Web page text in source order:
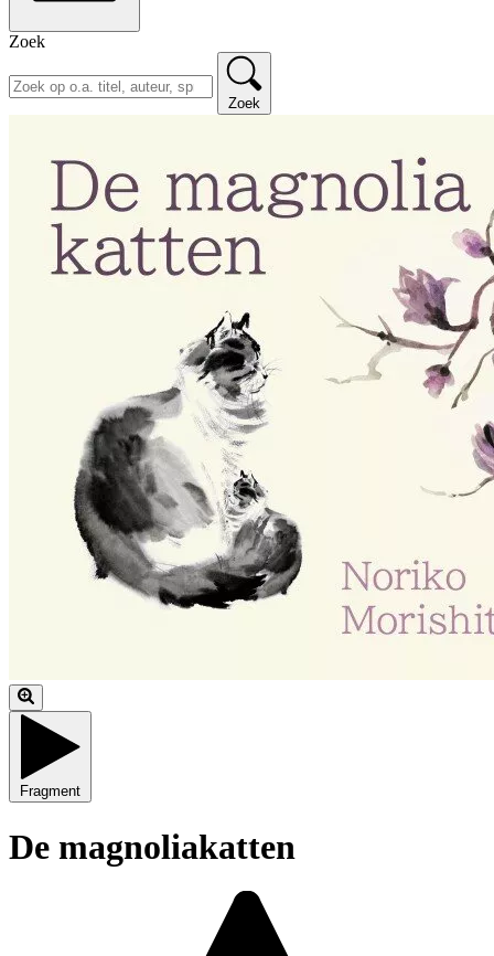
Zoek
Zoek
Fragment
De magnoliakatten